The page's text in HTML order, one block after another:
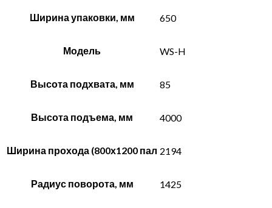
Ширина упаковки, мм 650
Модель WS-H
Высота подхвата, мм 85
Высота подъема, мм 4000
Ширина прохода (800х1200 пал 2194
Радиус поворота, мм 1425